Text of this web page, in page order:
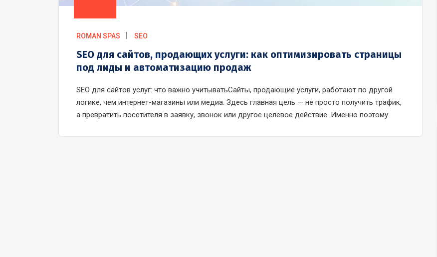
ROMAN SPAS SEO
SEO для сайтов, продающих услуги: как оптимизировать страницы
под лиды и автоматизацию продаж
SEO для сайтов услуг: что важно учитыватьСайты, продающие услуги, работают по другой
логике, чем интернет-магазины или медиа. Здесь главная цель — не просто получить трафик,
а превратить посетителя в заявку, звонок или другое целевое действие. Именно поэтому